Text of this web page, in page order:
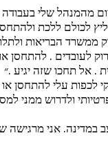
מהמנהל שלי בעבודה
לכולם ללכת
ממשרד הבריאות
לעובדים . להתחסן או
. אל תחכו שזה יגיע .״
לכפות עלי להתחסן
ולדרוש ממני
אני מרגישה